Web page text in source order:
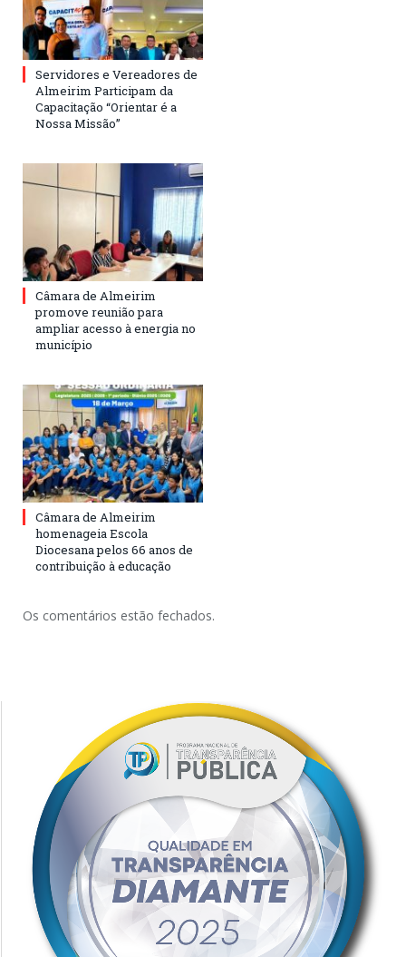
Servidores e Vereadores de
Almeirim Participam da
Capacitação “Orientar é a
Nossa Missão”
Câmara de Almeirim
promove reunião para
ampliar acesso à energia no
município
Câmara de Almeirim
homenageia Escola
Diocesana pelos 66 anos de
contribuição à educação
Os comentários estão fechados.